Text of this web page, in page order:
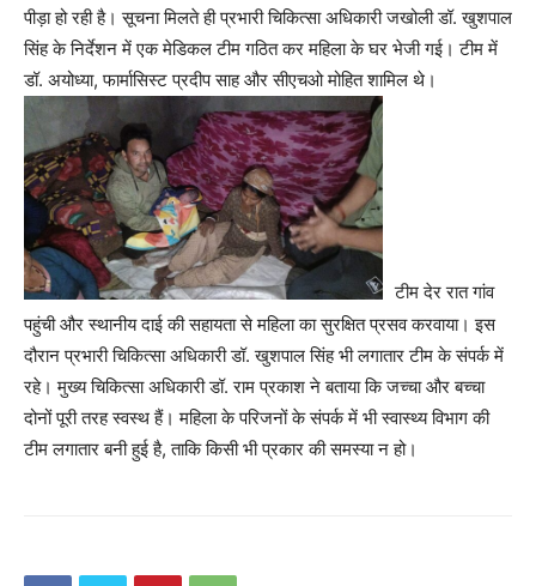
पीड़ा हो रही है। सूचना मिलते ही प्रभारी चिकित्सा अधिकारी जखोली डॉ. खुशपाल
सिंह के निर्देशन में एक मेडिकल टीम गठित कर महिला के घर भेजी गई। टीम में
डॉ. अयोध्या, फार्मासिस्ट प्रदीप साह और सीएचओ मोहित शामिल थे।
टीम देर रात गांव
पहुंची और स्थानीय दाई की सहायता से महिला का सुरक्षित प्रसव करवाया। इस
दौरान प्रभारी चिकित्सा अधिकारी डॉ. खुशपाल सिंह भी लगातार टीम के संपर्क में
रहे। मुख्य चिकित्सा अधिकारी डॉ. राम प्रकाश ने बताया कि जच्चा और बच्चा
दोनों पूरी तरह स्वस्थ हैं। महिला के परिजनों के संपर्क में भी स्वास्थ्य विभाग की
टीम लगातार बनी हुई है, ताकि किसी भी प्रकार की समस्या न हो।